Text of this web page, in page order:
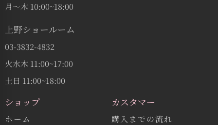
月〜木 10:00~18:00
上野ショールーム
03-3832-4832
火水木 11:00~17:00
土日 11:00~18:00
ショップ
ホーム
カスタマー
購入までの流れ